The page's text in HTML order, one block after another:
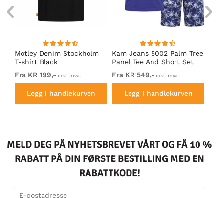
Motley Denim Stockholm
T-shirt Black
Fra KR 199,- inkl. mva.
Legg i handlekurven
Kam Jeans 5002 Palm Tree
Panel Tee And Short Set
Electric Blue
Fra KR 549,- inkl. mva.
Legg i handlekurven
MELD DEG PÅ NYHETSBREVET VÅRT OG FÅ 10 %
RABATT PÅ DIN FØRSTE BESTILLING MED EN
RABATTKODE!